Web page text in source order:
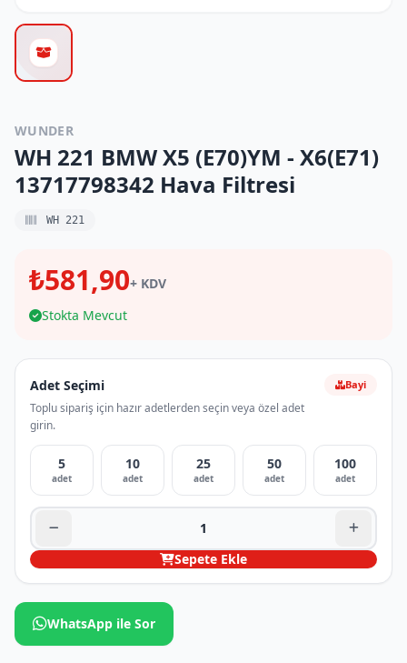
WUNDER
WH 221 BMW X5 (E70)YM - X6(E71)
13717798342 Hava Filtresi
WH 221
₺581,90+ KDV
Stokta Mevcut
Adet Seçimi
Toplu sipariş için hazır adetlerden seçin veya özel adet
girin.
Bayi
5
adet
10
adet
25
adet
50
adet
100
adet
Sepete Ekle
WhatsApp ile Sor